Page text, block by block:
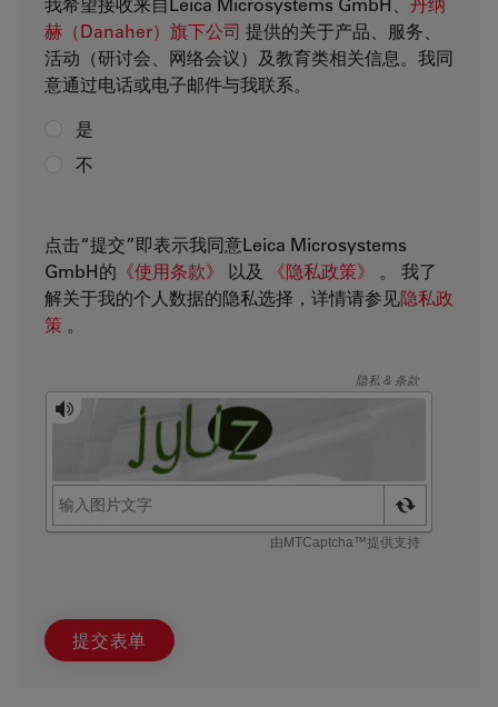
赫（Danaher）旗下公司 提供的关于产品、服务、
活动（研讨会、网络会议）及教育类相关信息。我同
意通过电话或电子邮件与我联系。
是
不
点击“提交”即表示我同意Leica Microsystems
GmbH的 《使用条款》 以及 《隐私政策》 。 我了
解关于我的个人数据的隐私选择，详情请参见隐私政
策 。
提交表单